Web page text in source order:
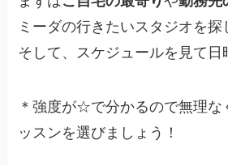
ミーダの行きたいスタジオを探
そして、スケジュールを見て日
＊強度が☆で分かるので無理な
ッスンを選びましょう！